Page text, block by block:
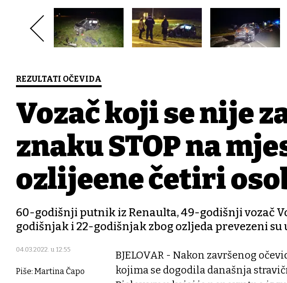
REZULTATI OČEVIDA
Vozač koji se nije
znaku STOP na
ozlijeđene četiri
60-godišnji putnik iz Renaulta, 49-godišnji vozač
godišnjak i 22-godišnjak zbog ozljeda prevezeni su
04.03.2022. u 12:55
Piše: Martina Čapo
BJELOVAR - Nakon završenog
kojima se dogodila današnja